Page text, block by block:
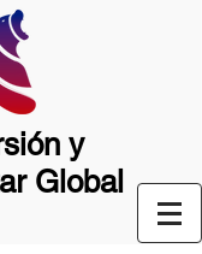
y
Global